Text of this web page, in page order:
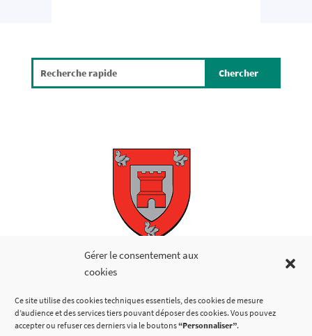
Gérer le consentement aux
cookies
Ce site utilise des cookies techniques essentiels, des cookies de mesure
d’audience et des services tiers pouvant déposer des cookies. Vous pouvez
accepter ou refuser ces derniers via le boutons“Personnaliser”.
Copyright © 2026